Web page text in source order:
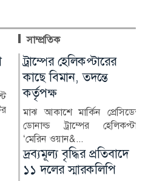
সাম্প্রতিক
ভারতীয় তরুণীর অভিযোগে
জামালপুরে যুবক গ্রেপ্তার
ভারতীয় এক তরুণীর সঙ্গে
অনলাইনে প্রেমের সম্পর্ক গড়ে তার
ব্যক্তিগত ছবি ও ভিডিও...
২৪ ঘণ্টায় হামে আক্রান্ত
৮১৮, মৃত্যু ৬